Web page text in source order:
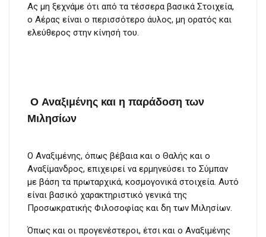
Ας μη ξεχνάμε ότι από τα τέσσερα βασικά Στοιχεία,
ο Αέρας είναι ο περισσότερο άυλος, μη ορατός και
ελεύθερος στην κίνησή του.
Ο Αναξιμένης και η παράδοση των
Μιλησίων
Ο Αναξιμένης, όπως βέβαια και ο Θαλής και ο
Αναξίμανδρος, επιχειρεί να ερμηνεύσει το Σύμπαν
με βάση τα πρωταρχικά, κοσμογονικά στοιχεία. Αυτό
είναι βασικό χαρακτηριστικό γενικά της
Προσωκρατικής Φιλοσοφίας και δη των Μιλησίων.
Όπως και οι προγενέστεροι, έτσι και ο Αναξιμένης